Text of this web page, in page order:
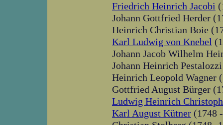
Friedrich Heinrich Jacobi
Johann Gottfried Herder
Heinrich Christian Boie
Karl Ludwig von Knebel
Johann Jacob Wilhelm
Johann Heinrich
Heinrich Leopold Wagner
Gottfried August Bürger
Ludwig Heinrich
Karl August Kütner (1748